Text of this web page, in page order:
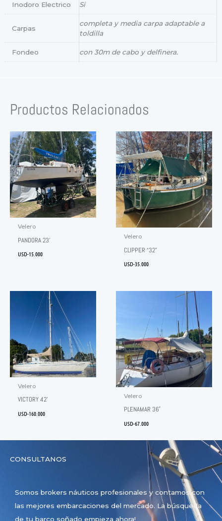
Inodoro Electrico Si
Carpas
completa y media carpa adaptable a
toldilla
Fondeo con 30m de cabo y delfinera.
Productos Relacionados
Velero
PANDORA 23’
USD-15.000
Velero
CLIPPER “32”
USD-35.000
Velero
VICTORY 42’
USD-160.000
Velero
PLENAMAR 36′
USD-67.000
CONSULTANOS
Somos brokers náuticos profesionales y contamos con
las mejores embarcaciones del mercado. La búsqueda
de tu barco soñado empieza ahora!